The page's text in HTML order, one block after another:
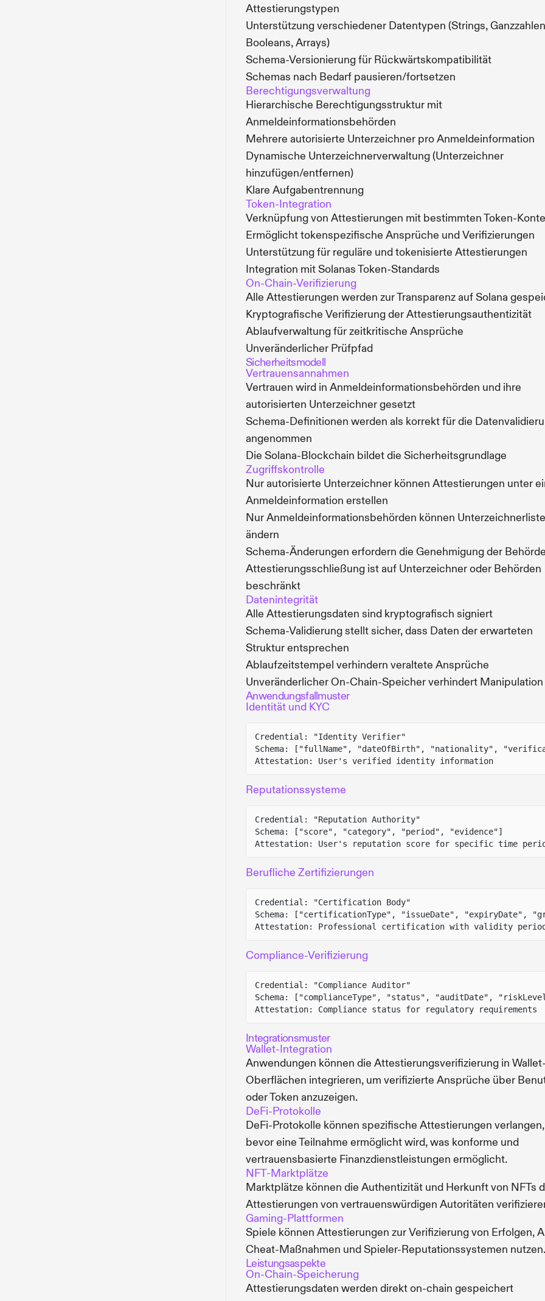
Attestierungstypen
Unterstützung verschiedener Datentypen (Strings,
Booleans, Arrays)
Schema-Versionierung für Rückwärtskompatibilität
Schemas nach Bedarf pausieren/fortsetzen
Berechtigungsverwaltung
Hierarchische Berechtigungsstruktur mit
Anmeldeinformationsbehörden
Mehrere autorisierte Unterzeichner pro Anmeldeinformation
Dynamische Unterzeichnerverwaltung (Unterzeichner
hinzufügen/entfernen)
Klare Aufgabentrennung
Token-Integration
Verknüpfung von Attestierungen mit bestimmten Token-
Ermöglicht tokenspezifische Ansprüche und Verifizierungen
Unterstützung für reguläre und tokenisierte Attestierungen
Integration mit Solanas Token-Standards
On-Chain-Verifizierung
Alle Attestierungen werden zur Transparenz auf Solana
Kryptografische Verifizierung der Attestierungsauthentizität
Ablaufverwaltung für zeitkritische Ansprüche
Unveränderlicher Prüfpfad
Sicherheitsmodell
Vertrauensannahmen
Vertrauen wird in Anmeldeinformationsbehörden und ihre
autorisierten Unterzeichner gesetzt
Schema-Definitionen werden als korrekt für die
angenommen
Die Solana-Blockchain bildet die Sicherheitsgrundlage
Zugriffskontrolle
Nur autorisierte Unterzeichner können Attestierungen unter
Anmeldeinformation erstellen
Nur Anmeldeinformationsbehörden können
ändern
Schema-Änderungen erfordern die Genehmigung der
Attestierungsschließung ist auf Unterzeichner oder Behörden
beschränkt
Datenintegrität
Alle Attestierungsdaten sind kryptografisch signiert
Schema-Validierung stellt sicher, dass Daten der erwarteten
Struktur entsprechen
Ablaufzeitstempel verhindern veraltete Ansprüche
Unveränderlicher On-Chain-Speicher verhindert Manipulation
Anwendungsfallmuster
Identität und KYC
Credential: "Identity Verifier"
Schema: ["fullName", "dateOfBirth", "nationality",
Attestation: User's verified identity information
Reputationssysteme
Credential: "Reputation Authority"
Schema: ["score", "category", "period", "evidence"]
Attestation: User's reputation score for specific time
Berufliche Zertifizierungen
Credential: "Certification Body"
Schema: ["certificationType", "issueDate", "expiryDate",
Attestation: Professional certification with validity
Compliance-Verifizierung
Credential: "Compliance Auditor"
Schema: ["complianceType", "status", "auditDate",
Attestation: Compliance status for regulatory requirements
Integrationsmuster
Wallet-Integration
Anwendungen können die Attestierungsverifizierung in
Oberflächen integrieren, um verifizierte Ansprüche über
oder Token anzuzeigen.
DeFi-Protokolle
DeFi-Protokolle können spezifische Attestierungen verlangen,
bevor eine Teilnahme ermöglicht wird, was konforme und
vertrauensbasierte Finanzdienstleistungen ermöglicht.
NFT-Marktplätze
Marktplätze können die Authentizität und Herkunft von NFTs
Attestierungen von vertrauenswürdigen Autoritäten
Gaming-Plattformen
Spiele können Attestierungen zur Verifizierung von Erfolgen,
Cheat-Maßnahmen und Spieler-Reputationssystemen nutzen.
Leistungsaspekte
On-Chain-Speicherung
Attestierungsdaten werden direkt on-chain gespeichert